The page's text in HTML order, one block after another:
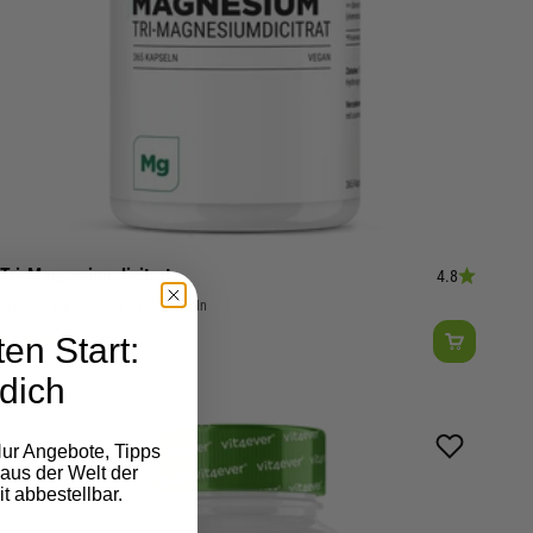
Tri-Magnesiumdicitrat 4.8
Muskeln & Elektrolyte | 365 Kapseln
Angebot
€19,99(€72,43/kg)
Start:
Angebote, Tipps
der Welt der
abbestellbar.